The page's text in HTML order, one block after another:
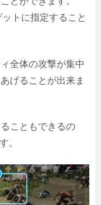
トに指定すること
全体の攻撃が集中
げることが出来ま
こともできるの
。